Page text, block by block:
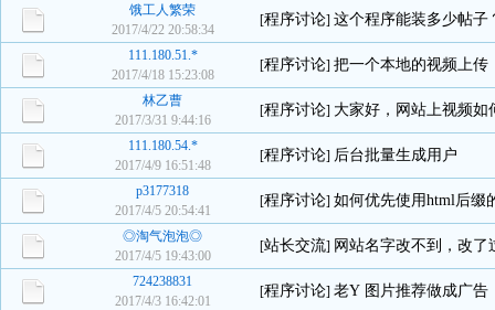
饿工人繁荣
2017/4/22 20:58:34
[程序讨论] 这个程序能装多少帖子
111.180.51.*
2017/4/18 15:23:08
[程序讨论] 把一个本地的视频上传
林乙曹
2017/3/31 9:44:16
[程序讨论] 大家好，网站上视频如
111.180.54.*
2017/4/9 16:51:48
[程序讨论] 后台批量生成用户
p3177318
2017/4/5 20:54:41
[程序讨论] 如何优先使用html后缀
◎淘气泡泡◎
2017/4/5 19:43:00
[站长交流] 网站名字改不到，改
724238831
2017/4/3 16:42:01
[程序讨论] 老Y 图片推荐做成广告